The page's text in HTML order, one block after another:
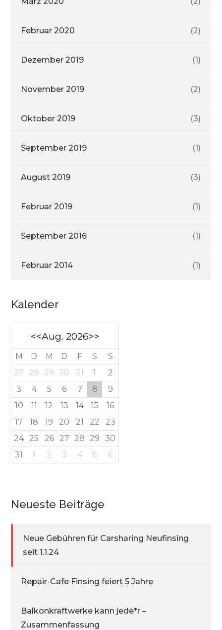
Februar 2020 (2)
Dezember 2019 (1)
November 2019 (2)
Oktober 2019 (3)
September 2019 (1)
August 2019 (3)
Februar 2019 (1)
September 2016 (1)
Februar 2014 (1)
Kalender
<<Aug. 2026>>
M D M D F S
S
27
28 29 30 31 1
2
3
4 5 6 7 8
9
10
11 12 13 14 15
16
17
18 19 20 21 22
23
24
25 26 27 28 29
30
31
1 2 3 4 5 6
Neueste Beiträge
Neue Gebühren für Carsharing Neufinsing
seit 1.1.24
Repair-Cafe Finsing feiert 5 Jahre
Balkonkraftwerke kann jede*r –
Zusammenfassung